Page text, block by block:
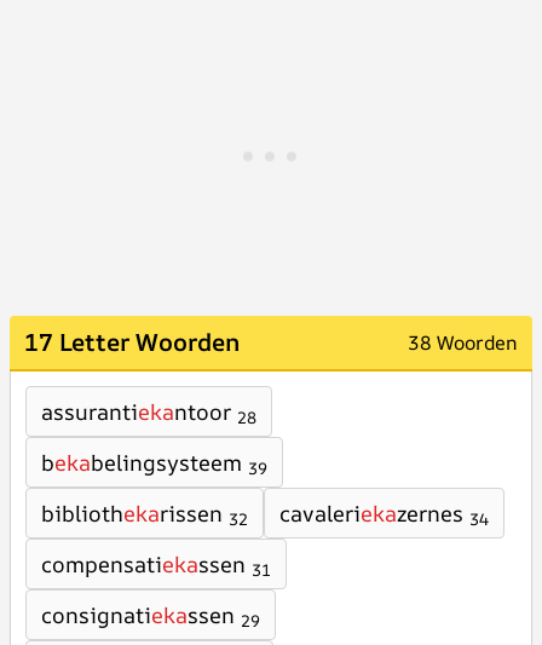
17 Letter Woorden 38 Woorden
assurantiekantoor 28
bekabelingsysteem 39
bibliothekarissen 32 cavaleriekazernes 34
compensatiekassen 31
consignatiekassen 29